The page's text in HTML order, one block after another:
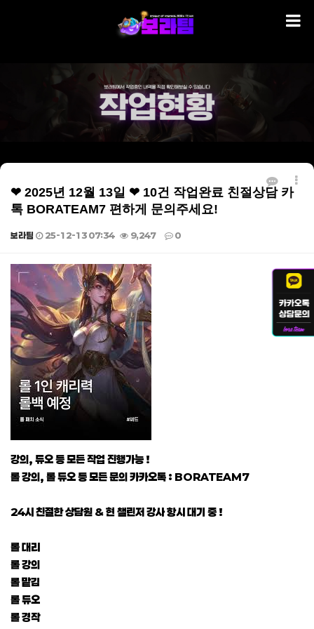
❤ 2025년 12월 13일 ❤ 10건 작업완료 친절상담 카
톡 BORATEAM7 편하게 문의주세요!
보라팀 25-12-13 07:34 9,247 0
본문
강의, 듀오 등 모든 작업 진행가능 !
롤 강의, 롤 듀오 등 모든 문의 카카오톡 : BORATEAM7
24시 친절한 상담원 & 현 챌린저 강사 항시 대기 중 !
롤 대리
롤 강의
롤 맡김
롤 듀오
롤 경작